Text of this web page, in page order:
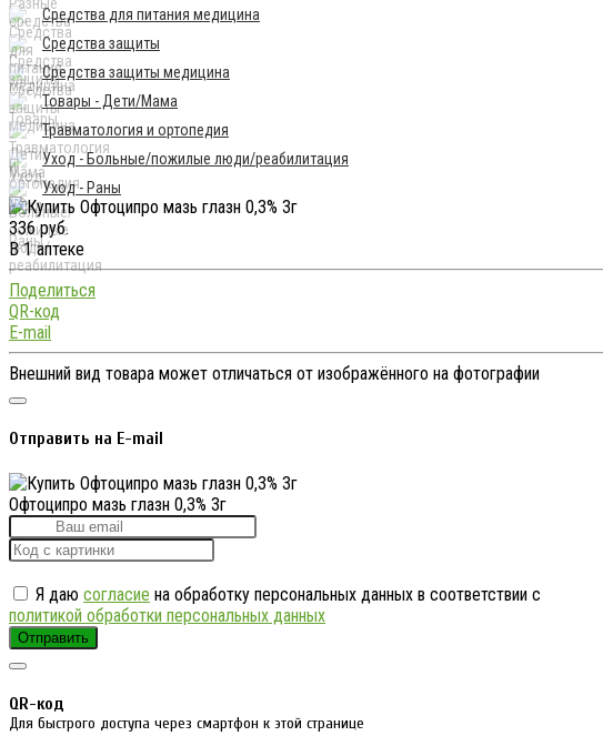
Средства для питания медицина
Средства защиты
Средства защиты медицина
Товары - Дети/Мама
Травматология и ортопедия
Уход - Больные/пожилые люди/реабилитация
Уход - Раны
336 руб.
В 1 аптеке
Поделиться
QR-код
E-mail
Внешний вид товара может отличаться от изображённого на фотографии
Отправить на E-mail
Офтоципро мазь глазн 0,3% 3г
Я даю согласие на обработку персональных данных в соответствии с
политикой обработки персональных данных
Отправить
QR-код
Для быстрого доступа через смартфон к этой странице